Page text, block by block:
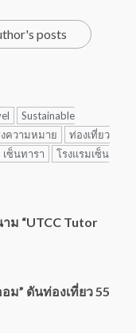
posts
Sustainable
งความหมาย
ท่องเที่ยว
เซ็นทารา
โรงแรมเซ็น
ม “UTCC Tutor
ม” ดันท่องเที่ยว 55